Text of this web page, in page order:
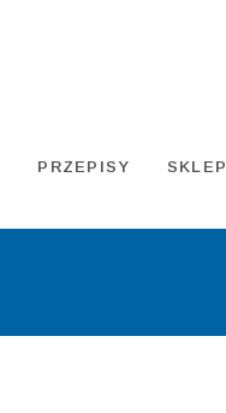
PRZEPISY SKLEP